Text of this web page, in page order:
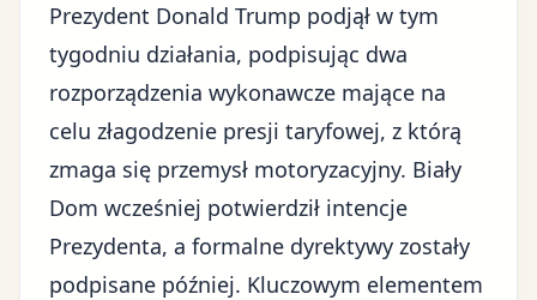
Prezydent Donald Trump podjął w tym
tygodniu działania, podpisując dwa
rozporządzenia wykonawcze mające na
celu złagodzenie presji taryfowej, z którą
zmaga się przemysł motoryzacyjny. Biały
Dom wcześniej potwierdził intencje
Prezydenta, a formalne dyrektywy zostały
podpisane później. Kluczowym elementem